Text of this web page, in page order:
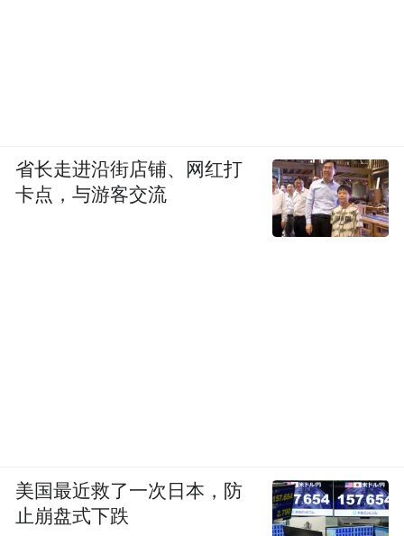
省长走进沿街店铺、网红打
卡点，与游客交流
美国最近救了一次日本，防
止崩盘式下跌